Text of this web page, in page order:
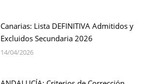
Canarias: Lista DEFINITIVA Admitidos y
Excluidos Secundaria 2026
14/04/2026